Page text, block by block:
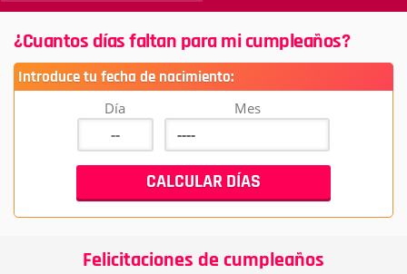
¿Cuantos días faltan para mi cumpleaños?
Introduce tu fecha de nacimiento:
Día Mes
Felicitaciones de cumpleaños